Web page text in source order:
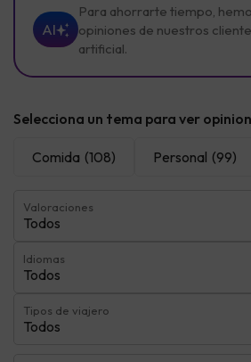
AI
Para ahorrarte tiempo,
opiniones de nuestros
artificial.
Selecciona un tema para ver
Comida (108) Personal (99)
Valoraciones
Todos
Idiomas
Todos
Tipos de viajero
Todos